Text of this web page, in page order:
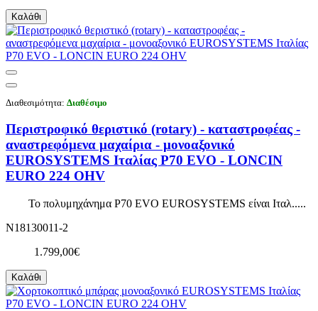
Καλάθι
Διαθεσιμότητα: Διαθέσιμο
Περιστροφικό θεριστικό (rotary) - καταστροφέας -
αναστρεφόμενα μαχαίρια - μονοαξονικό
EUROSYSTEMS Ιταλίας P70 EVO - LONCIN
EURO 224 OHV
Το πολυμηχάνημα P70 EVO EUROSYSTEMS είναι Ιταλ.....
N18130011-2
1.799,00€
Καλάθι